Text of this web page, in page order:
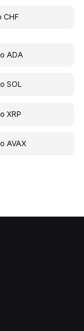
CHF
ADA
SOL
XRP
AVAX